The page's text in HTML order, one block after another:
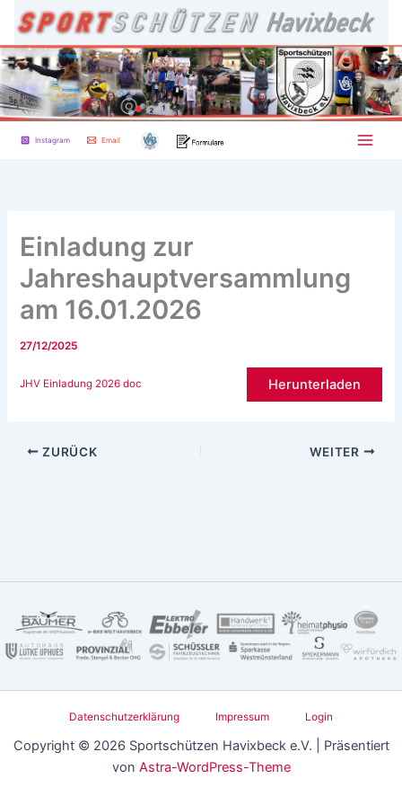
Zum
Inhalt
springen
Instagram Email
Einladung zur
Jahreshauptversammlung
am 16.01.2026
27/12/2025
JHV Einladung 2026 doc Herunterladen
ZURÜCK WEITER
Datenschutzerklärung Impressum Login
Copyright © 2026 Sportschützen Havixbeck e.V. | Präsentiert
von Astra-WordPress-Theme